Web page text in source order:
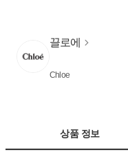
끌로에
Chloe
상품 정보